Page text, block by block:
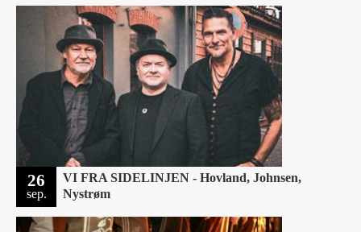
26
sep.
VI FRA SIDELINJEN - Hovland, Johnsen,
Nystrøm